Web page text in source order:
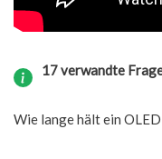
17 verwandte
Wie lange hält ein